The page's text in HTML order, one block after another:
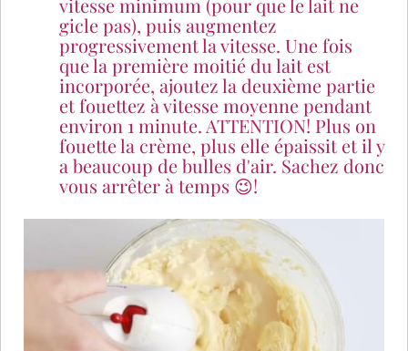
vitesse minimum (pour que le lait ne
gicle pas), puis augmentez
progressivement la vitesse. Une fois
que la première moitié du lait est
incorporée, ajoutez la deuxième partie
et fouettez à vitesse moyenne pendant
environ 1 minute. ATTENTION! Plus on
fouette la crème, plus elle épaissit et il y
a beaucoup de bulles d'air. Sachez donc
vous arrêter à temps 😉!